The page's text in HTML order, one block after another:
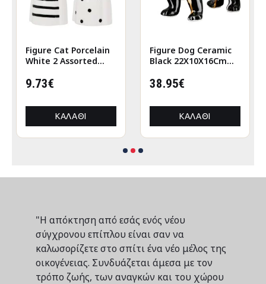
Figure Cat Porcelain
White 2 Assorted
9.73€
ΚΑΛΆΘΙ
Figure Dog Ceramic
Black 22X10X16Cm
38.95€
ΚΑΛΆΘΙ
"Η απόκτηση από εσάς ενός νέου
σύγχρονου επίπλου είναι σαν να
καλωσορίζετε στο σπίτι ένα νέο μέλος της
οικογένειας. Συνδυάζεται άμεσα με τον
τρόπο ζωής, των αναγκών και του χώρου